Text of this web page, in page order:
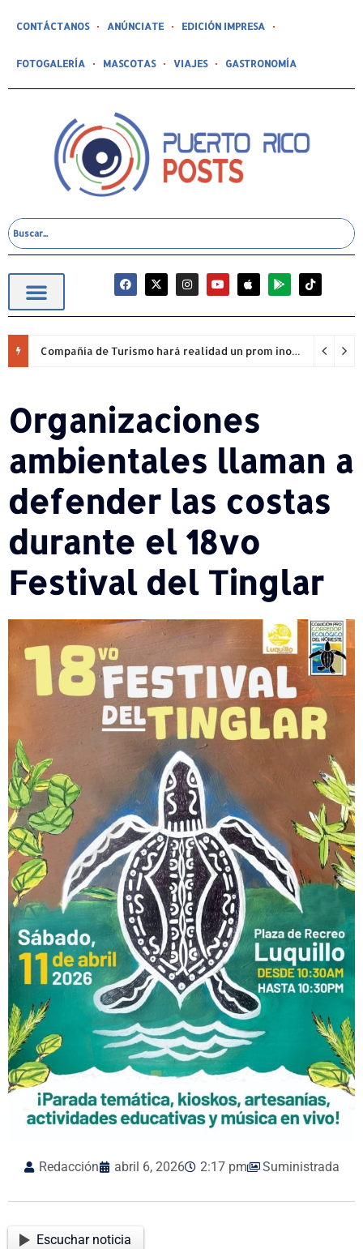
CONTÁCTANOS ANÚNCIATE EDICIÓN IMPRESA
FOTOGALERÍA MASCOTAS VIAJES GASTRONOMÍA
Compañía de Turismo hará realidad un prom inolvidable junto a Jowell para estudiantes de la Escuela Gabriela Mistral
Organizaciones
ambientales llaman a
defender las costas
durante el 18vo
Festival del Tinglar
Redacción abril 6, 2026 2:17 pm Suministrada
Escuchar noticia